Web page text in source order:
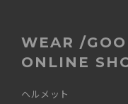
WEAR /
ONLINE
ヘルメット